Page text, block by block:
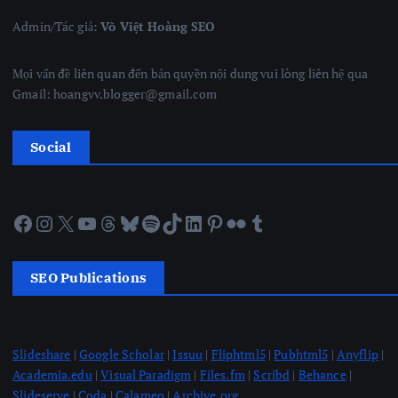
Admin/Tác giả:Võ Việt Hoàng SEO
Mọi vấn đề liên quan đến bản quyền nội dung vui lòng liên hệ qua
Gmail: hoangvv.blogger@gmail.com
Social
Facebook Instagram X YouTube Threads Bluesky Spotify TikTok LinkedIn Pinterest Flickr Tumblr
SEO Publications
Slideshare | Google Scholar|Issuu | Fliphtml5|Pubhtml5 | Anyflip|
Academia.edu|Visual Paradigm | Files.fm| Scribd | Behance|